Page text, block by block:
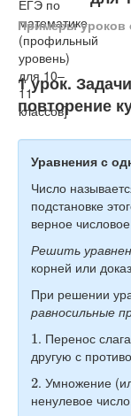
Книги
Игры
Учитель
Примеры уроков
1 урок.
повторение
Уравнения с
Число
подстановке
верное
Решить
корней или
При решении
равносильные
. Перенос
другую с
. Умножение
ненулевое